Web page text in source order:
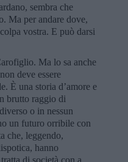
sembra che
Ma per andare dove,
vostra. E può darsi
Ma lo sa anche
deve essere
È una storia d’amore e
brutto raggio di
o in nessun
un futuro orribile con
che, leggendo,
hanno
di società con a